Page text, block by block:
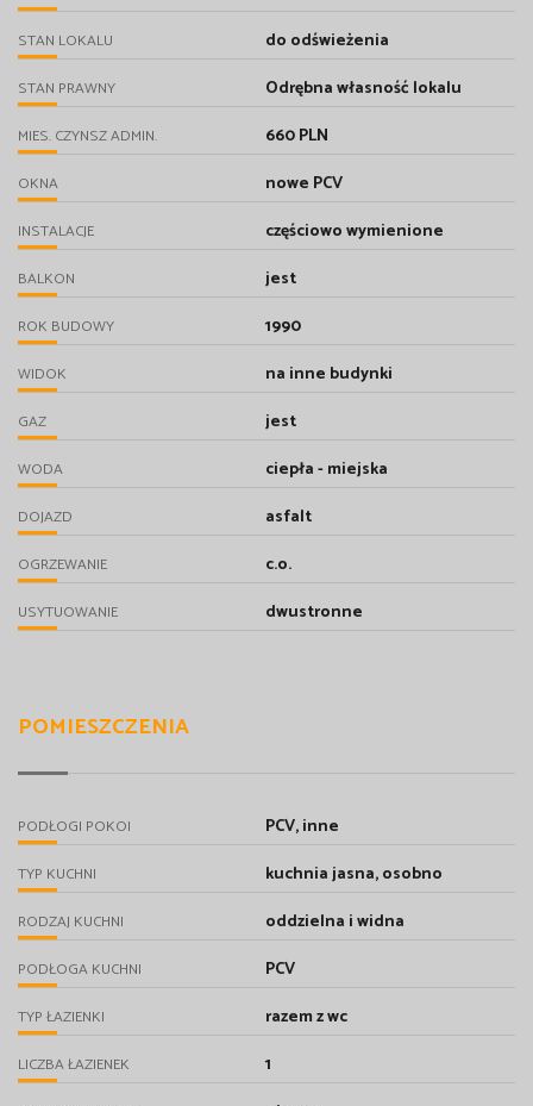
STAN LOKALU do odświeżenia
STAN PRAWNY Odrębna własność lokalu
MIES. CZYNSZ ADMIN. 660 PLN
OKNA nowe PCV
INSTALACJE częściowo wymienione
BALKON jest
ROK BUDOWY 1990
WIDOK na inne budynki
GAZ jest
WODA ciepła - miejska
DOJAZD asfalt
OGRZEWANIE c.o.
USYTUOWANIE dwustronne
POMIESZCZENIA
PODŁOGI POKOI PCV, inne
TYP KUCHNI kuchnia jasna, osobno
RODZAJ KUCHNI oddzielna i widna
PODŁOGA KUCHNI PCV
TYP ŁAZIENKI razem z wc
LICZBA ŁAZIENEK 1